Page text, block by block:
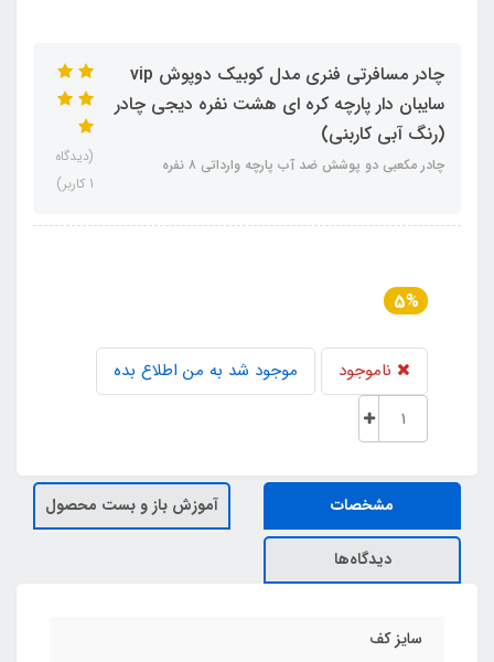
چادر مسافرتی فنری مدل کوبیک دوپوش vip
سایبان دار پارچه کره ای هشت نفره دیجی چادر
(رنگ آبی کاربنی)
چادر مکعبی دو پوشش ضد آب پارچه وارداتی ۸ نفره
(دیدگاه
1 کاربر)
5%
ناموجود موجود شد به من اطلاع بده
مشخصات آموزش باز و بست محصول
دیدگاه‌ها
سایز کف